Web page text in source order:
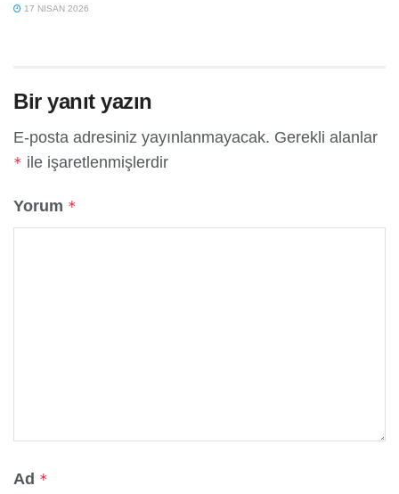
17 NISAN 2026
Bir yanıt yazın
E-posta adresiniz yayınlanmayacak. Gerekli alanlar
* ile işaretlenmişlerdir
Yorum *
Ad *